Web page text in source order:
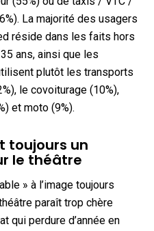
La majorité des usagers
réside dans les faits hors
ans, ainsi que les
plutôt les transports
le covoiturage (10%),
et moto (9%).
toujours un
le théâtre
» à l’image toujours
paraît trop chère
qui perdure d’année en